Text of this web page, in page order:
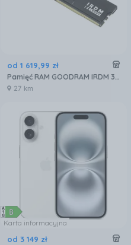
od 1 619,99 zł
Pamięć RAM GOODRAM IRDM 32GB 2x16GB 6400MHz DDR5 CL32 (IR-6400D564L32S)
27 km
Karta informacyjna
od 3 149 zł